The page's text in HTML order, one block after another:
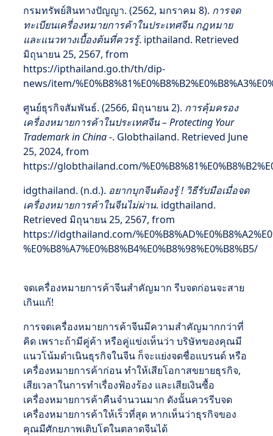
กรมทรัพย์สินทางปัญญา. (2562, มกราคม 8). การจด
ทะเบียนเครื่องหมายการค้าในประเทศจีน กฎหมาย
และแนวทางเบื้องต้นที่ควรรู้. ipthailand. Retrieved
มิถุนายน 25, 2567, from
https://ipthailand.go.th/th/dip-
news/item/
ศูนย์ธุรกิจสัมพันธ์. (2566, มิถุนายน 2). การคุ้มครอง
เครื่องหมายการค้าในประเทศจีน – Protecting Your
Trademark in China -. Globthailand. Retrieved June
25, 2024, from
https://globthailand.com/
idgthailand. (n.d.). อยากบุกจีนต้องรู้ ! วิธีรับมือเมื่อจด
เครื่องหมายการค้าในจีนไม่ผ่าน. idgthailand.
Retrieved มิถุนายน 25, 2567, from
https://idgthailand.com/
%E0%B8%A7%E0%B8%B4%E0%B8%98%E0%B8%B5/
จดเครื่องหมายการค้าจีนสำคัญมาก รีบจดก่อนจะสาย
เกินแก้!
การจดเครื่องหมายการค้าจีนมีความสำคัญมากกว่าที่
คิด เพราะถ้ามีคู่ค้า หรือคู่แข่งเห็นว่า บริษัทของคุณมี
แนวโน้มดำเนินธุรกิจในจีน ก็จะแย่งจดชื่อแบรนด์ หรือ
เครื่องหมายการค้าก่อน ทำให้เสียโอกาสขยายธุรกิจ,
เสียเวลาในการทำเรื่องฟ้องร้อง และเสียเงินซื้อ
เครื่องหมายการค้าคืนจำนวนมาก ดังนั้นควรรีบจด
เครื่องหมายการค้าให้เร็วที่สุด หากเห็นว่าธุรกิจของ
คุณมีศักยภาพเติบโตในตลาดจีนได้